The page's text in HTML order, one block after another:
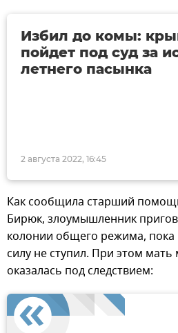
2 августа 2022, 16:45
Избил до комы:
пойдет под суд за
летнего пасынка
Как сообщила старший
Бирюк, злоумышленник
колонии общего режима, пока
силу не ступил. При этом
оказалась под следствием: